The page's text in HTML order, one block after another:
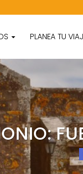
PLANEA TU